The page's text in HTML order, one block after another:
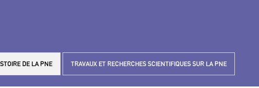
DE LA PNE TRAVAUX ET RECHERCHES SCIENTIFIQUES SUR LA PNE